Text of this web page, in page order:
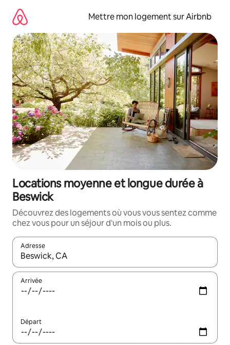
directement
contenu
Mettre mon logement sur Airbnb
Locations moyenne et longue durée à
Beswick
Découvrez des logements où vous vous sentez comme
chez vous pour un séjour d'un mois ou plus.
Adresse
Lorsque les résultats s'affichent, utilisez les flèches vers le
Arrivée
Départ